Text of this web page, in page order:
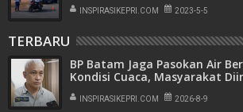
INSPIRASIKEPRI.COM 2023-5-5
TERBARU
BP Batam Jaga Pasokan Air
Kondisi Cuaca, Masyarakat
Secara Bijak
INSPIRASIKEPRI.COM 2026-8-9